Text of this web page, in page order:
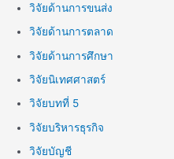
วิจัยด้านการขนส่ง
วิจัยด้านการตลาด
วิจัยด้านการศึกษา
วิจัยนิเทศศาสตร์
วิจัยบทที่ 5
วิจัยบริหารธุรกิจ
วิจัยบัญชี